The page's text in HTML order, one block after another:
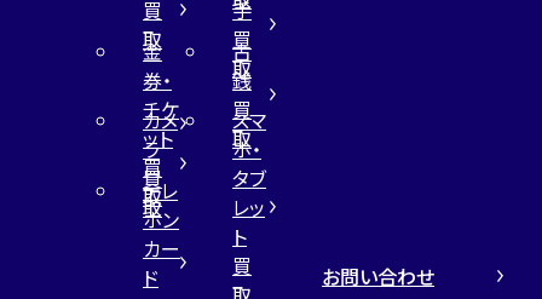
買
取
手
買
取
金
券・
チケ
ット
買
取
古
銭
買
取
カメ
ラ
買
取
スマ
ホ・
タブ
レッ
ト
買
テレ
ホン
カー
ド
お問い合わせ